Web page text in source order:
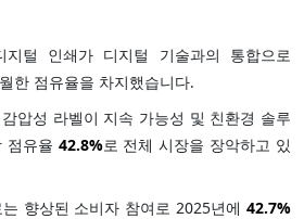
지털 인쇄가 디지털 기술과의 통합으로
한 점유율을 차지했습니다.
압성 라벨이 지속 가능성 및 친환경 솔루
점유율 42.8%로 전체 시장을 장악하고 있
향상된 소비자 참여로 2025년에 42.7%